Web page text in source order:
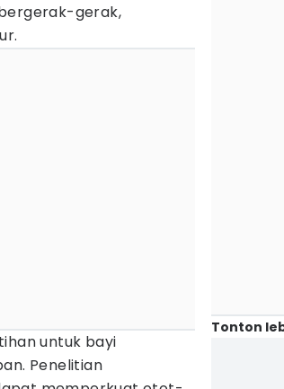
gerak,
untuk bayi
Penelitian
Tonton